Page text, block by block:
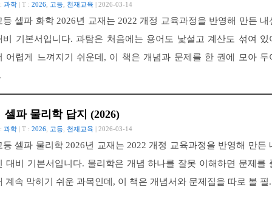
과학 | T : 2026 고등 천재교육 | 2026-03-14
등 셀파 화학 2026년 교재는 2022 개정 교육과정을 반영해 만든 내
비 기본서입니다. 과탐은 처음에는 용어도 낯설고 계산도 섞여 있
어렵게 느껴지기 쉬운데, 이 책은 개념과 문제를 한 권에 모아 두
셀파 물리학 답지 (2026)
과학 | T : 2026 고등 천재교육 | 2026-03-14
등 셀파 물리학 2026년 교재는 2022 개정 교육과정을 반영해 만든
대비 기본서입니다. 물리학은 개념 하나를 잘못 이해하면 문제를
계속 막히기 쉬운 과목인데, 이 책은 개념서와 문제집을 따로 볼 필